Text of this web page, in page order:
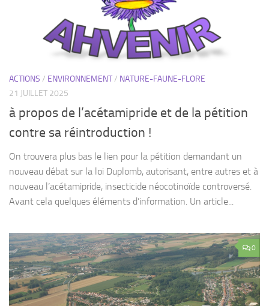
ACTIONS / ENVIRONNEMENT/ NATURE-FAUNE-FLORE
21 JUILLET 2025
à propos de l’acétamipride et de la pétition
contre sa réintroduction !
On trouvera plus bas le lien pour la pétition demandant un
nouveau débat sur la loi Duplomb, autorisant, entre autres et à
nouveau l’acétamipride, insecticide néocotinoïde controversé.
Avant cela quelques éléments d’information. Un article...
0